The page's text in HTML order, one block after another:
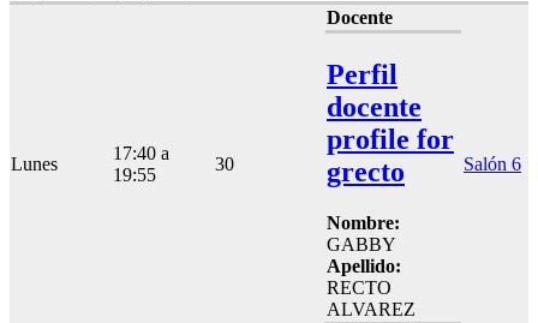
Lunes
17:40 a
19:55
30
Docente
Perfil
docente
profile for
grecto
Nombre:
GABBY
Apellido:
RECTO
ALVAREZ
Salón 6